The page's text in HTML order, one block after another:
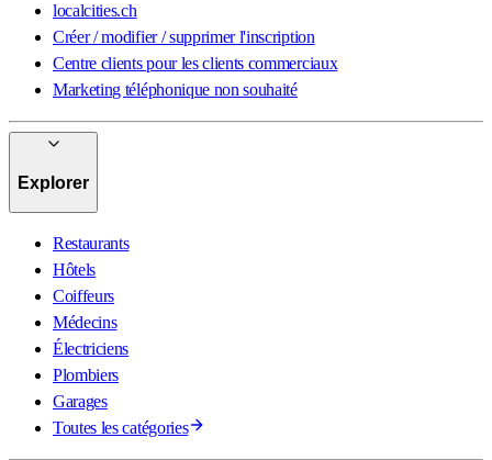
localcities.ch
Créer / modifier / supprimer l'inscription
Centre clients pour les clients commerciaux
Marketing téléphonique non souhaité
Explorer
Restaurants
Hôtels
Coiffeurs
Médecins
Électriciens
Plombiers
Garages
Toutes les catégories